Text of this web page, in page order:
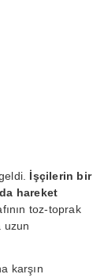
İşçilerin bir
hareket
toz-toprak
uzun
karşın